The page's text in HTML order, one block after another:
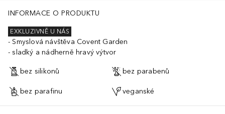
INFORMACE O PRODUKTU
EXKLUZIVNĚ U NÁS
Smyslová návštěva Covent Garden
sladký a nádherně hravý výtvor
bez silikonů bez parabenů
bez parafinu veganské